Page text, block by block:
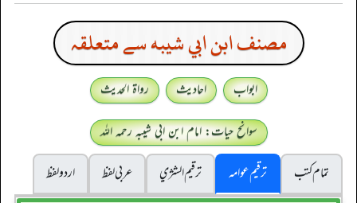
مصنف ابن ابي شيبه سے متعلقہ
ابواب احادیث
رواۃ الحدیث
سوانح حیات: امام ابن ابی شیبہ رحمہ اللہ
تمام کتب
ترقیم عوامہ ترقيم الشژي عربی لفظ
اردو لفظ